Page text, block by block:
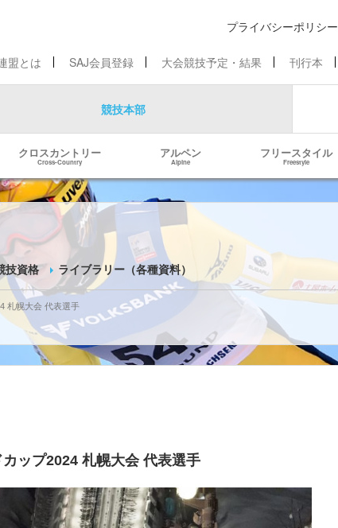
プライバシーポリシー
盟とは SAJ会員登録 大会競技予定・結果 刊行本
競技本部
クロスカントリー
Cross-Country
アルペン
Alpine
フリースタイル
Freestyle
技資格 ライブラリー（各種資料）
札幌大会 代表選手
ップ2024 札幌大会 代表選手